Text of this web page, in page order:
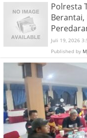
Polresta
Juli 19, 2026
Published by